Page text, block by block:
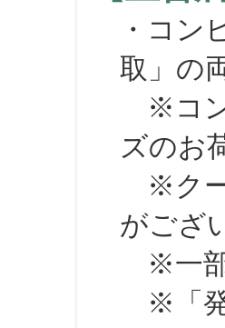
・コン
取」の
※コンビ
ズのお
※クール
がござ
※一部
※「発送